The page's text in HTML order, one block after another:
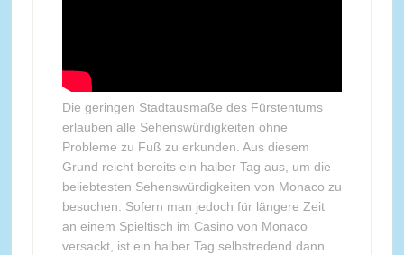
Die geringen Stadtausmaße des Fürstentums
erlauben alle Sehenswürdigkeiten ohne
Probleme zu Fuß zu erkunden. Aus diesem
Grund reicht bereits ein halber Tag aus, um die
beliebtesten Sehenswürdigkeiten von Monaco zu
besuchen. Sofern man jedoch für längere Zeit
an einem Spieltisch im Casino von Monaco
versackt, ist ein halber Tag selbstredend dann